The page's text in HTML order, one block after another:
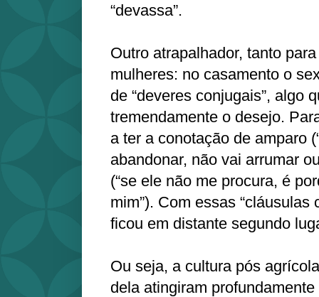
“devassa”.
Outro atrapalhador, tanto
mulheres: no casamento o
de “deveres conjugais”, algo
tremendamente o desejo.
a ter a conotação de amparo
abandonar, não vai arrumar
(“se ele não me procura, é
mim”). Com essas “cláusulas
ficou em distante segundo
Ou seja, a cultura pós
dela atingiram